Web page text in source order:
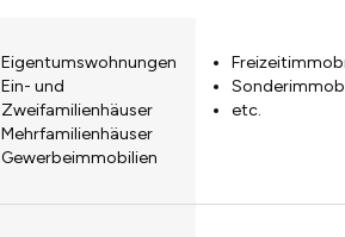
Eigentumswohnungen
Ein- und
Zweifamilienhäuser
Mehrfamilienhäuser
Gewerbeimmobilien
etc.